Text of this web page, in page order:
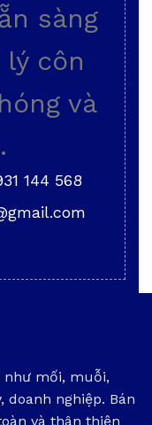
sàng
côn
và
144 568
như mối, muỗi,
doanh nghiệp. Bán
và thân thiện